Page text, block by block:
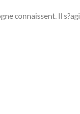
connaissent. Il